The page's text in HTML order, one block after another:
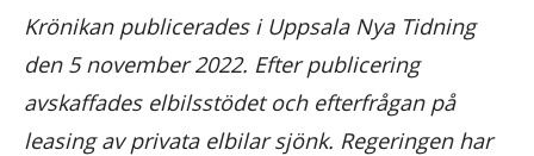
Krönikan publicerades i Uppsala Nya Tidning
den 5 november 2022. Efter publicering
avskaffades elbilsstödet och efterfrågan på
leasing av privata elbilar sjönk. Regeringen har